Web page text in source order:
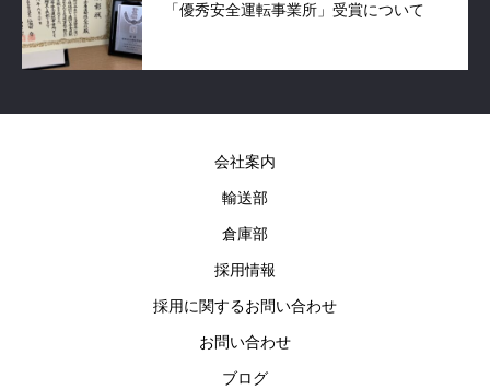
「優秀安全運転事業所」受賞について
会社案内
輸送部
倉庫部
採用情報
採用に関するお問い合わせ
お問い合わせ
ブログ